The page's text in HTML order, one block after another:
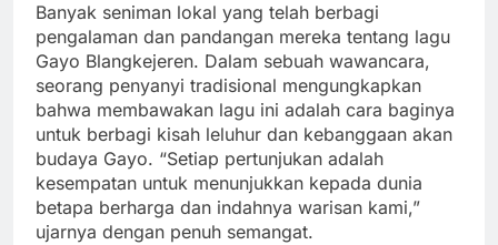
Banyak seniman lokal yang telah berbagi
pengalaman dan pandangan mereka tentang lagu
Gayo Blangkejeren. Dalam sebuah wawancara,
seorang penyanyi tradisional mengungkapkan
bahwa membawakan lagu ini adalah cara baginya
untuk berbagi kisah leluhur dan kebanggaan akan
budaya Gayo. “Setiap pertunjukan adalah
kesempatan untuk menunjukkan kepada dunia
betapa berharga dan indahnya warisan kami,”
ujarnya dengan penuh semangat.